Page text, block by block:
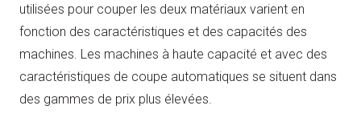
utilisées pour couper les deux matériaux varient en
fonction des caractéristiques et des capacités des
machines. Les machines à haute capacité et avec des
caractéristiques de coupe automatiques se situent dans
des gammes de prix plus élevées.